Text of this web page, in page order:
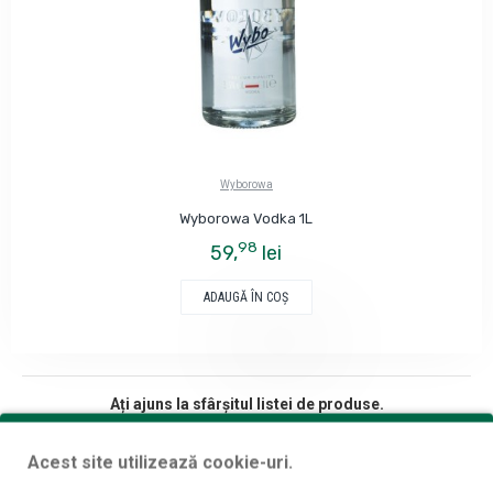
Wyborowa
Wyborowa Vodka 1L
59,98 lei
ADAUGĂ ÎN COŞ
Ați ajuns la sfârșitul listei de produse.
Acest site utilizează cookie-uri.